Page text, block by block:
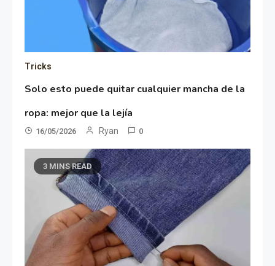
Tricks
Solo esto puede quitar cualquier mancha de la
ropa: mejor que la lejía
16/05/2026 Ryan 0
3 MINS READ